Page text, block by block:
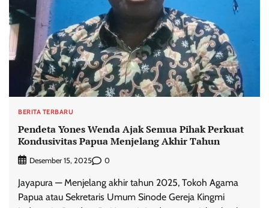
BERITA TERBARU
Pendeta Yones Wenda Ajak Semua Pihak Perkuat
Kondusivitas Papua Menjelang Akhir Tahun
Desember 15, 2025 0
Jayapura — Menjelang akhir tahun 2025, Tokoh Agama
Papua atau Sekretaris Umum Sinode Gereja Kingmi